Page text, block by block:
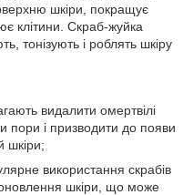
шкіри, покращує
клітини. Скраб-жуйка
тонізують і роблять шкіру
видалити омертвілі
пори і призводити до появи
шкіри;
використання скрабів
шкіри, що може